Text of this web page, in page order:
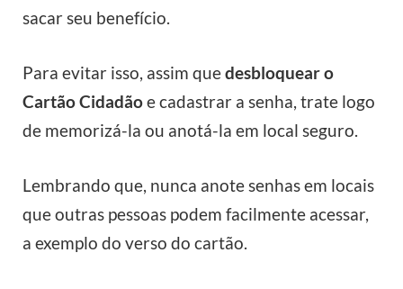
sacar seu benefício.
Para evitar isso, assim quedesbloquear o
Cartão Cidadãoe cadastrar a senha, trate logo
de memorizá-la ou anotá-la em local seguro.
Lembrando que, nunca anote senhas em locais
que outras pessoas podem facilmente acessar,
a exemplo do verso do cartão.